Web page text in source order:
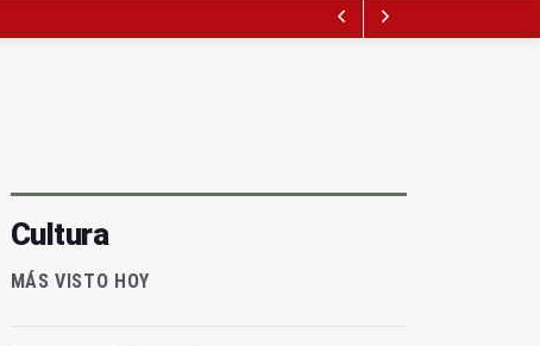
Cultura
MÁS VISTO HOY